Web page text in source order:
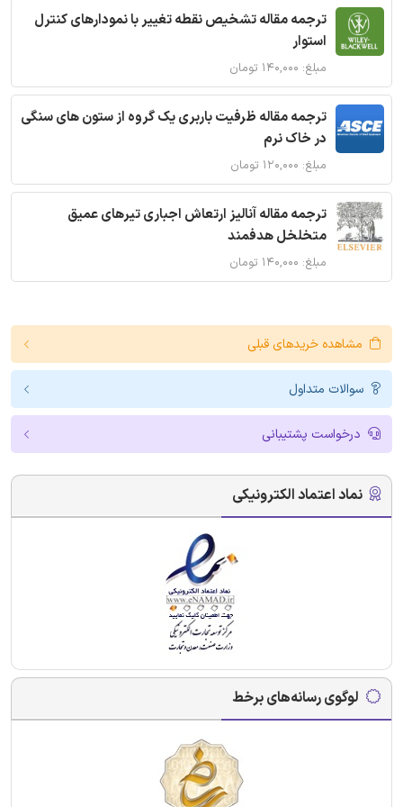
ترجمه مقاله تشخیص نقطه تغییر با نمودارهای کنترل
استوار
مبلغ: ۱۴۰,۰۰۰ تومان
ترجمه مقاله ظرفیت باربری یک گروه از ستون های سنگی
در خاک نرم
مبلغ: ۱۲۰,۰۰۰ تومان
ترجمه مقاله آنالیز ارتعاش اجباری تیرهای عمیق
متخلخل هدفمند
مبلغ: ۱۴۰,۰۰۰ تومان
مشاهده خریدهای قبلی
سوالات متداول
درخواست پشتیبانی
نماد اعتماد الکترونیکی
لوگوی رسانه‌های برخط